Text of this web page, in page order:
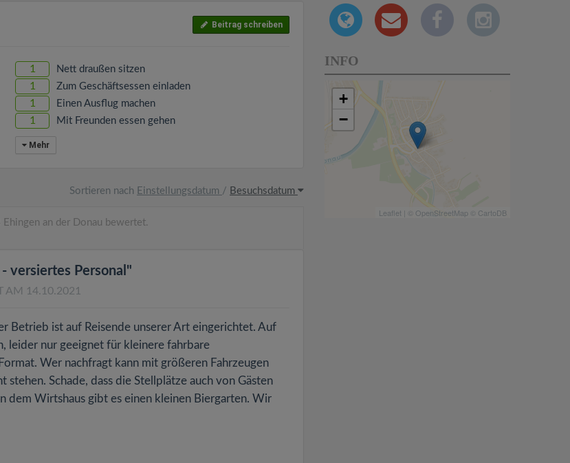
Beitrag schreiben
1 Nett draußen sitzen
1 Zum Geschäftsessen einladen
1 Einen Ausflug machen
1 Mit Freunden essen gehen
Mehr
Sortieren nach Einstellungsdatum / Besuchsdatum
an der Donau bewertet.
versiertes Personal"
AM 14.10.2021
Betrieb ist auf Reisende unserer Art eingerichtet. Auf
leider nur geeignet für kleinere fahrbare
Wer nachfragt kann mit größeren Fahrzeugen
Schade, dass die Stellplätze auch von Gästen
dem Wirtshaus gibt es einen kleinen Biergarten. Wir
INFO
+
−
Leaflet | © OpenStreetMap © CartoDB